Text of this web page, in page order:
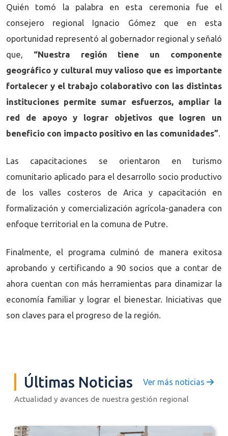
Quién tomó la palabra en esta ceremonia fue el
consejero regional Ignacio Gómez que en esta
oportunidad representó al gobernador regional y señaló
que,
“Nuestra región tiene un componente
geográfico y cultural muy valioso que es importante
fortalecer y el trabajo colaborativo con las distintas
instituciones permite sumar esfuerzos, ampliar la
red de apoyo y lograr objetivos que logren un
beneficio con impacto positivo en las comunidades”
Las capacitaciones se orientaron en turismo
comunitario aplicado para el desarrollo socio productivo
de los valles costeros de Arica y capacitación en
formalización y comercialización agrícola-ganadera con
enfoque territorial en la comuna de Putre.
Finalmente, el programa culminó de manera exitosa
aprobando y certificando a 90 socios que a contar de
ahora cuentan con más herramientas para dinamizar la
economía familiar y lograr el bienestar. Iniciativas que
son claves para el progreso de la región.
Últimas Noticias Ver más noticias
Actualidad y avances de nuestra gestión regional